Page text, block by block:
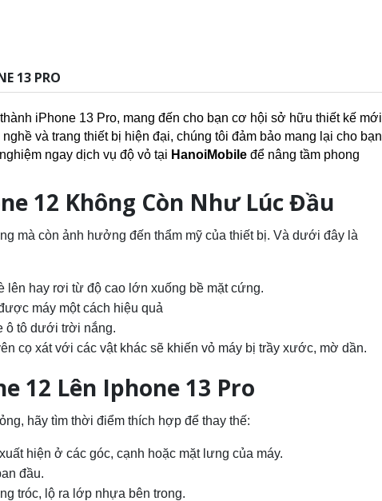
13 PRO
iPhone 13 Pro, mang đến cho bạn cơ hội sở hữu thiết kế mới
và trang thiết bị hiện đại, chúng tôi đảm bảo mang lại cho bạn
ngay dịch vụ độ vỏ tại HanoiMobile để nâng tầm phong
12 Không Còn Như Lúc Đầu
mà còn ảnh hưởng đến thẩm mỹ của thiết bị. Và dưới đây là
lên hay rơi từ độ cao lớn xuống bề mặt cứng.
máy một cách hiệu quả
ô tô dưới trời nắng.
cọ xát với các vật khác sẽ khiến vỏ máy bị trầy xước, mờ dần.
12 Lên Iphone 13 Pro
hãy tìm thời điểm thích hợp để thay thế:
hiện ở các góc, cạnh hoặc mặt lưng của máy.
đầu.
tróc, lộ ra lớp nhựa bên trong.